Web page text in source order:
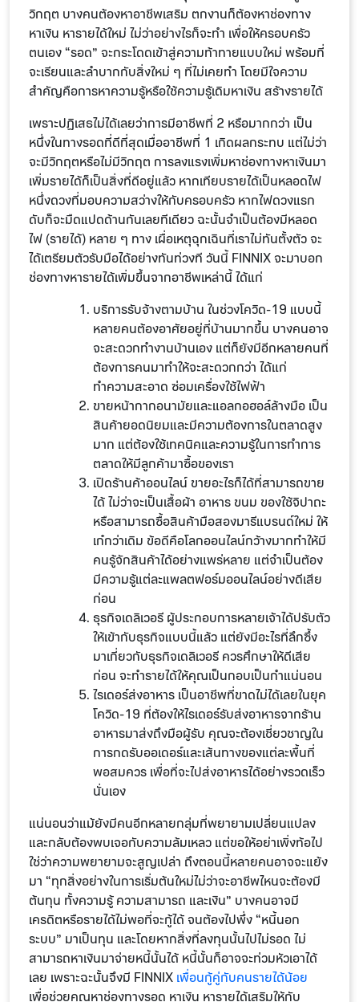
วิกฤต บางคนต้องหาอาชีพเสริม ตกงานก็ต้องหาช่องทาง
หาเงิน หารายได้ใหม่ ไม่ว่าอย่างไรก็จะทำ เพื่อให้ครอบครัว
ตนเอง “รอด” จะกระโดดเข้าสู่ความท้าทายแบบใหม่ พร้อมที่
จะเรียนและลำบากกับสิ่งใหม่ ๆ ที่ไม่เคยทำ โดยมีใจความ
สำคัญคือการหาความรู้หรือใช้ความรู้เดิมหาเงิน สร้างรายได้
เพราะปฏิเสธไม่ได้เลยว่าการมีอาชีพที่ 2 หรือมากกว่า เป็น
หนึ่งในทางรอดที่ดีที่สุดเมื่ออาชีพที่ 1 เกิดผลกระทบ แต่ไม่ว่า
จะมีวิกฤตหรือไม่มีวิกฤต การลงแรงเพิ่มหาช่องทางหาเงินมา
เพิ่มรายได้ก็เป็นสิ่งที่ดีอยู่แล้ว หากเทียบรายได้เป็นหลอดไฟ
หนึ่งดวงที่มอบความสว่างให้กับครอบครัว หากไฟดวงแรก
ดับก็จะมืดแปดด้านกันเลยทีเดียว ฉะนั้นจำเป็นต้องมีหลอด
ไฟ (รายได้) หลาย ๆ ทาง เผื่อเหตุฉุกเฉินที่เราไม่ทันตั้งตัว จะ
ได้เตรียมตัวรับมือได้อย่างทันท่วงที วันนี้ FINNIX จะมาบอก
ช่องทางหารายได้เพิ่มขึ้นจากอาชีพเหล่านี้ ได้แก่
บริการรับจ้างตามบ้าน ในช่วงโควิด-19 แบบนี้
หลายคนต้องอาศัยอยู่ที่บ้านมากขึ้น บางคนอาจ
จะสะดวกทำงานบ้านเอง แต่ก็ยังมีอีกหลายคนที่
ต้องการคนมาทำให้จะสะดวกกว่า ได้แก่
ทำความสะอาด ซ่อมเครื่องใช้ไฟฟ้า
ขายหน้ากากอนามัยและแอลกอฮอล์ล้างมือ เป็น
สินค้ายอดนิยมและมีความต้องการในตลาดสูง
มาก แต่ต้องใช้เทคนิคและความรู้ในการทำการ
ตลาดให้มีลูกค้ามาซื้อของเรา
เปิดร้านค้าออนไลน์ ขายอะไรก็ได้ที่สามารถขาย
ได้ ไม่ว่าจะเป็นเสื้อผ้า อาหาร ขนม ของใช้จิปาถะ
หรือสามารถซื้อสินค้ามือสองมารีแบรนด์ใหม่ ให้
เก๋กว่าเดิม ข้อดีคือโลกออนไลน์กว้างมากทำให้มี
คนรู้จักสินค้าได้อย่างแพร่หลาย แต่จำเป็นต้อง
มีความรู้แต่ละแพลตฟอร์มออนไลน์อย่างดีเสีย
ก่อน
ธุรกิจเดลิเวอรี ผู้ประกอบการหลายเจ้าได้ปรับตัว
ให้เข้ากับธุรกิจแบบนี้แล้ว แต่ยังมีอะไรที่ลึกซึ้ง
มาเกี่ยวกับธุรกิจเดลิเวอรี ควรศึกษาให้ดีเสีย
ก่อน จะทำรายได้ให้คุณเป็นกอบเป็นกำแน่นอน
ไรเดอร์ส่งอาหาร เป็นอาชีพที่ขาดไม่ได้เลยในยุค
โควิด-19 ที่ต้องให้ไรเดอร์รับส่งอาหารจากร้าน
อาหารมาส่งถึงมือผู้รับ คุณจะต้องเชี่ยวชาญใน
การกดรับออเดอร์และเส้นทางของแต่ละพื้นที่
พอสมควร เพื่อที่จะไปส่งอาหารได้อย่างรวดเร็ว
นั่นเอง
แน่นอนว่าแม้ยังมีคนอีกหลายกลุ่มที่พยายามเปลี่ยนแปลง
และกลับต้องพบเจอกับความล้มเหลว แต่ขอให้อย่าเพิ่งท้อไป
ใช่ว่าความพยายามจะสูญเปล่า ถึงตอนนี้หลายคนอาจจะแย้ง
มา “ทุกสิ่งอย่างในการเริ่มต้นใหม่ไม่ว่าจะอาชีพไหนจะต้องมี
ต้นทุน ทั้งความรู้ ความสามารถ และเงิน” บางคนอาจมี
เครดิตหรือรายได้ไม่พอที่จะกู้ได้ จนต้องไปพึ่ง “หนี้นอก
ระบบ” มาเป็นทุน และโดยหากสิ่งที่ลงทุนนั้นไปไม่รอด ไม่
สามารถหาเงินมาจ่ายหนี้นั้นได้ หนี้นั้นก็อาจจะท่วมหัวเอาได้
เลย เพราะฉะนั้นจึงมี FINNIX เพื่อนกู้คู่กับคนรายได้น้อย
เพื่อช่วยคุณหาช่องทางรอด หาเงิน หารายได้เสริมให้กับ